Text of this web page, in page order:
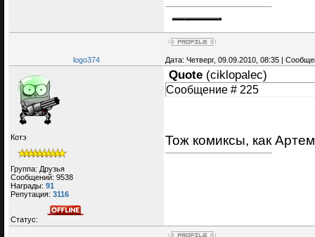
logo374 Дата: Четверг, 09.09.2010, 08:35 |
Котэ
Группа: Друзья
Сообщений: 9538
Награды: 91
Репутация: 3116
Статус:
Quote (ciklopalec)
Сообщение # 225
Тож комиксы, как